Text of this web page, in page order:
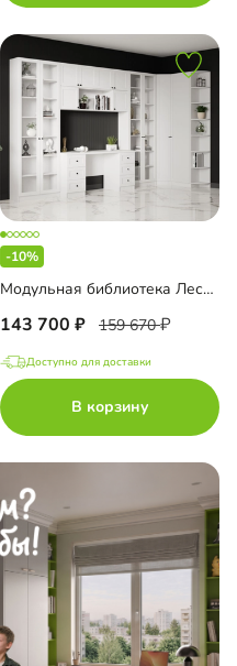
-10%
Модульная библиотека Лестер-13
143 700 159 670
Доступно для доставки
В корзину